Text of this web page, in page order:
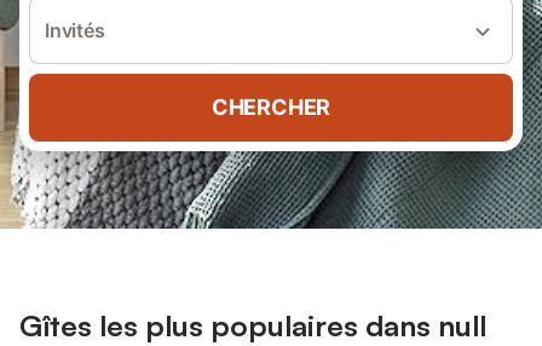
Invités
CHERCHER
Gîtes les plus populaires dans null